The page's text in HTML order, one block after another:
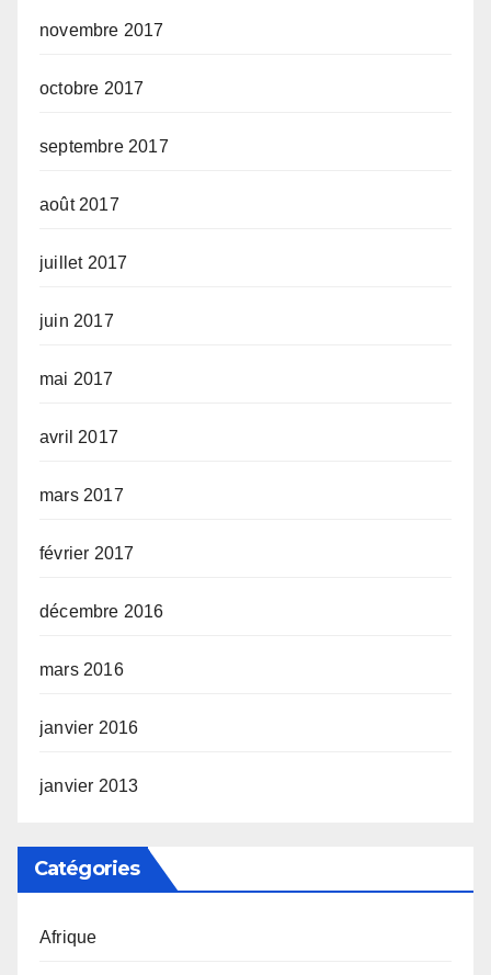
novembre 2017
octobre 2017
septembre 2017
août 2017
juillet 2017
juin 2017
mai 2017
avril 2017
mars 2017
février 2017
décembre 2016
mars 2016
janvier 2016
janvier 2013
Catégories
Afrique